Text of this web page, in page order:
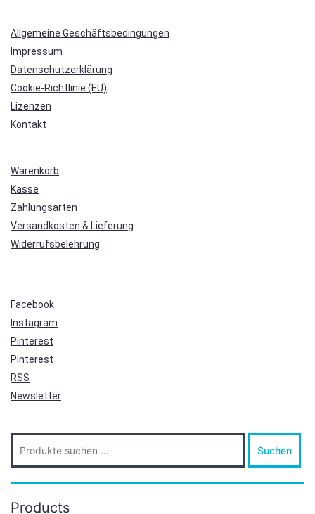
Allgemeine Geschäftsbedingungen
Impressum
Datenschutzerklärung
Cookie-Richtlinie (EU)
Lizenzen
Kontakt
Warenkorb
Kasse
Zahlungsarten
Versandkosten & Lieferung
Widerrufsbelehrung
Facebook
Instagram
Pinterest
Pinterest
RSS
Newsletter
Suche
nach:
Suchen
Products